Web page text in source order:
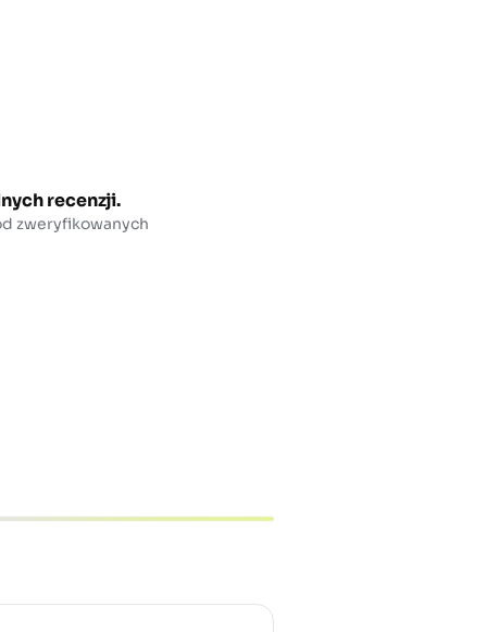
recenzji.
zweryfikowanych